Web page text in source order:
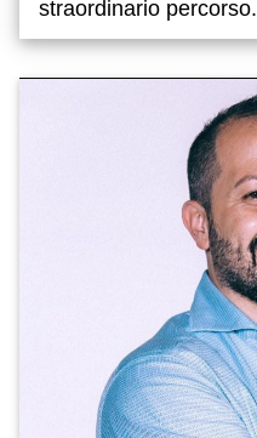
straordinario percorso.